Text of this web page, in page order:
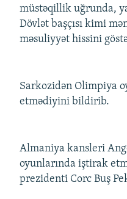
müstəqillik uğrunda,
Dövlət başçısı kimi
məsuliyyət hissini
Sarkozidən Olimpiya
etmədiyini bildirib.
Almaniya kansleri
oyunlarında iştirak
prezidenti Corc Buş